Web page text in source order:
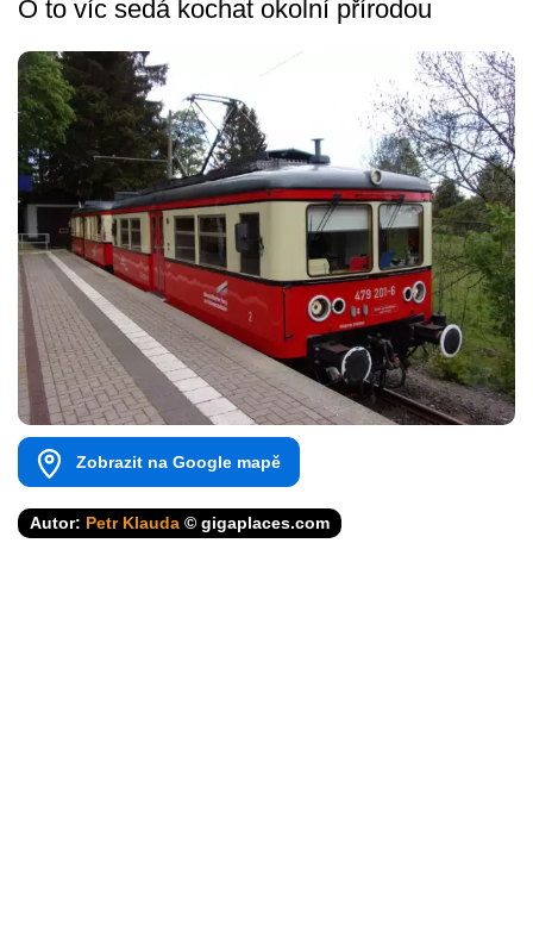
O to víc sedá kochat okolní přírodou
Zobrazit na Google mapě
Autor: Petr Klauda © gigaplaces.com